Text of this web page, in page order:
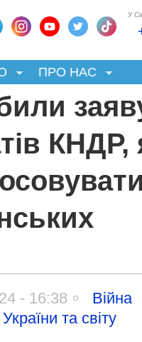
У
ПРО НАС
КНДР,
- 16:38
Війна
та світу